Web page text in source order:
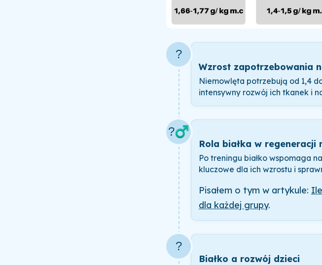
?
Wzrost zapotrzebowania
Niemowlęta potrzebują od 1,4
intensywny rozwój ich tkanek i
?‍♂️
Rola białka w regeneracji
Po treningu białko wspomaga
kluczowe dla ich wzrostu i
Pisałem o tym w artykule:
dla każdej grupy.
?
Białko a rozwój dzieci